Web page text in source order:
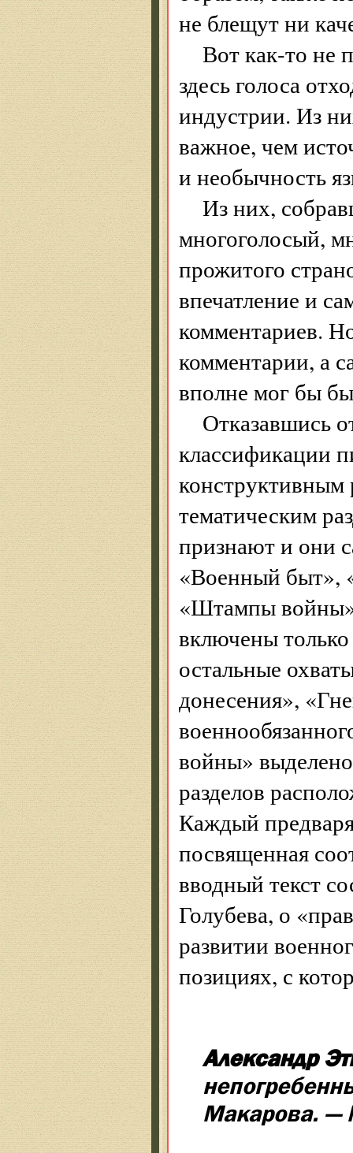
не блещут ни
Вот как-то не
здесь голоса
индустрии. Из
важное, чем
и необычность
Из них,
многоголосый,
прожитого
впечатление и
комментариев.
комментарии, а
вполне мог бы
Отказавшись
классификации
конструктивным
тематическим
признают и они
«Военный быт»,
«Штампы
включены
остальные
донесения»,
войны»
разделов
Каждый
посвященная
вводный текст
Голубева, о
развитии
позициях, с
Александр
Макарова. —